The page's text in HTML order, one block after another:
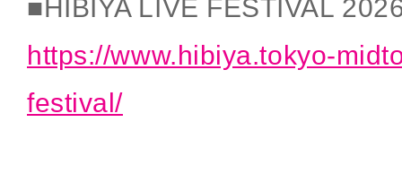
■HIBIYA LIVE FESTIVAL
https://www.hibiya.tokyo-
festival/